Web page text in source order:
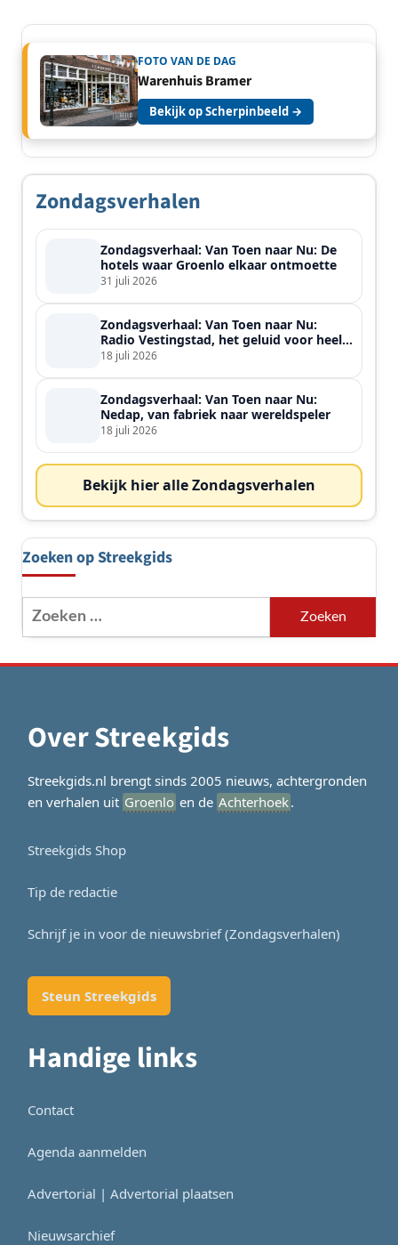
FOTO VAN DE DAG
Warenhuis Bramer
Bekijk op Scherpinbeeld →
Zondagsverhalen
Zondagsverhaal: Van Toen naar Nu: De
hotels waar Groenlo elkaar ontmoette
31 juli 2026
Zondagsverhaal: Van Toen naar Nu:
Radio Vestingstad, het geluid voor heel
de streek
18 juli 2026
Zondagsverhaal: Van Toen naar Nu:
Nedap, van fabriek naar wereldspeler
18 juli 2026
Bekijk hier alle Zondagsverhalen
Zoeken op Streekgids
Zoeken
naar:
Over Streekgids
Streekgids.nl brengt sinds 2005 nieuws, achtergronden
en verhalen uit Groenlo en de Achterhoek.
Streekgids Shop
Tip de redactie
Schrijf je in voor de nieuwsbrief (Zondagsverhalen)
Steun Streekgids
Handige links
Contact
Agenda aanmelden
Advertorial | Advertorial plaatsen
Nieuwsarchief